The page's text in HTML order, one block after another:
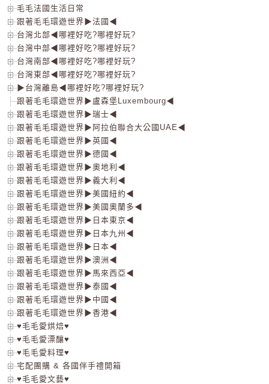
毛毛法國生活日常
跟著毛毛環遊世界▶法國◀
台灣北部◀哪裡好吃?哪裡好玩?
台灣中部◀哪裡好吃?哪裡好玩?
台灣南部◀哪裡好吃?哪裡好玩?
台灣東部◀哪裡好吃?哪裡好玩?
▶台灣離島◀哪裡好吃?哪裡好玩?
跟著毛毛環遊世界▶盧森堡Luxembourg◀
跟著毛毛環遊世界▶瑞士◀
跟著毛毛環遊世界▶阿拉伯聯合大公國UAE◀
跟著毛毛環遊世界▶英國◀
跟著毛毛環遊世界▶德國◀
跟著毛毛環遊世界▶奧地利◀
跟著毛毛環遊世界▶義大利◀
跟著毛毛環遊世界▶美國紐約◀
跟著毛毛環遊世界▶美國奧蘭多◀
跟著毛毛環遊世界▶日本東京◀
跟著毛毛環遊世界▶日本九州◀
跟著毛毛環遊世界▶日本◀
跟著毛毛環遊世界▶澳洲◀
跟著毛毛環遊世界▶馬來西亞◀
跟著毛毛環遊世界▶泰國◀
跟著毛毛環遊世界▶中國◀
跟著毛毛環遊世界▶香港◀
♥毛毛愛烘焙♥
♥毛毛愛漂釀♥
♥毛毛愛料理♥
宅配團購 & 各國伴手禮開箱
♥毛毛愛文藝♥